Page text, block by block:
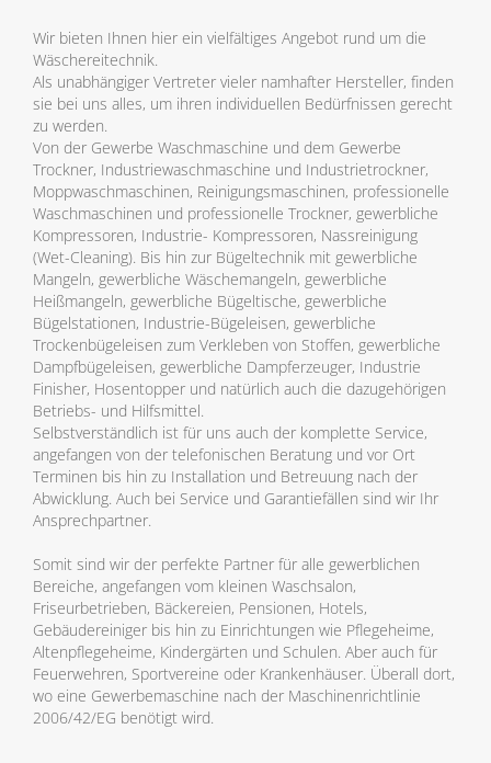
Wir bieten Ihnen hier ein vielfältiges Angebot rund um die
Wäschereitechnik.
Als unabhängiger Vertreter vieler namhafter Hersteller, finden
sie bei uns alles, um ihren individuellen Bedürfnissen gerecht
zu werden.
Von der Gewerbe Waschmaschine und dem Gewerbe
Trockner, Industriewaschmaschine und Industrietrockner,
Moppwaschmaschinen, Reinigungsmaschinen, professionelle
Waschmaschinen und professionelle Trockner, gewerbliche
Kompressoren, Industrie- Kompressoren, Nassreinigung
(Wet-Cleaning). Bis hin zur Bügeltechnik mit gewerbliche
Mangeln, gewerbliche Wäschemangeln, gewerbliche
Heißmangeln, gewerbliche Bügeltische, gewerbliche
Bügelstationen, Industrie-Bügeleisen, gewerbliche
Trockenbügeleisen zum Verkleben von Stoffen, gewerbliche
Dampfbügeleisen, gewerbliche Dampferzeuger, Industrie
Finisher, Hosentopper und natürlich auch die dazugehörigen
Betriebs- und Hilfsmittel.
Selbstverständlich ist für uns auch der komplette Service,
angefangen von der telefonischen Beratung und vor Ort
Terminen bis hin zu Installation und Betreuung nach der
Abwicklung. Auch bei Service und Garantiefällen sind wir Ihr
Ansprechpartner.
Somit sind wir der perfekte Partner für alle gewerblichen
Bereiche, angefangen vom kleinen Waschsalon,
Friseurbetrieben, Bäckereien, Pensionen, Hotels,
Gebäudereiniger bis hin zu Einrichtungen wie Pflegeheime,
Altenpflegeheime, Kindergärten und Schulen. Aber auch für
Feuerwehren, Sportvereine oder Krankenhäuser. Überall dort,
wo eine Gewerbemaschine nach der Maschinenrichtlinie
2006/42/EG benötigt wird.